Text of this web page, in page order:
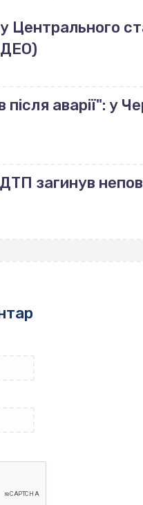
Центрального
після аварії": у
загинув